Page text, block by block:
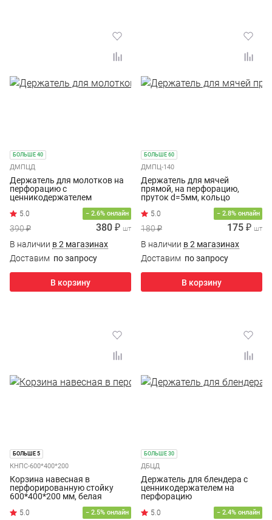
БОЛЬШЕ 40
ДМПЦД
Держатель для молотков на
перфорацию с
ценникодержателем
− 2.6% онлайн
390 ₽ 380 ₽ шт
В наличии в 2 магазинах
Доставим по запросу
В корзину
БОЛЬШЕ 60
ДМПЦ-140
Держатель для мячей
прямой, на перфорацию,
пруток d=5мм, кольцо
− 2.8% онлайн
180 ₽ 175 ₽ шт
В наличии в 2 магазинах
Доставим по запросу
В корзину
БОЛЬШЕ 5
КНПС-600*400*200
Корзина навесная в
перфорированную стойку
600*400*200 мм, белая
− 2.5% онлайн
БОЛЬШЕ 30
ДБЦД
Держатель для блендера с
ценникодержателем на
перфорацию
− 2.4% онлайн